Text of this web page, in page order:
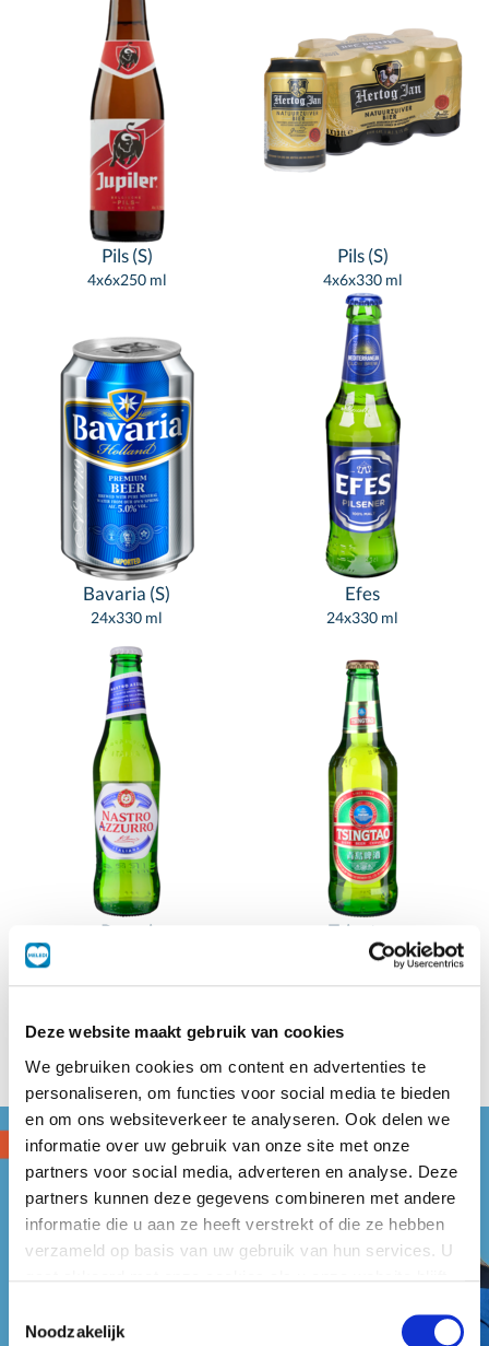
Deze website maakt gebruik van cookies
We gebruiken cookies om content en advertenties te
personaliseren, om functies voor social media te bieden
en om ons websiteverkeer te analyseren. Ook delen we
informatie over uw gebruik van onze site met onze
partners voor social media, adverteren en analyse. Deze
partners kunnen deze gegevens combineren met andere
informatie die u aan ze heeft verstrekt of die ze hebben
verzameld op basis van uw gebruik van hun services. U
Noodzakelijk
Pils (S)
4x6x250 ml
Pils (S)
4x6x330 ml
Bavaria (S)
24x330 ml
Efes
24x330 ml
Peroni Tsingtao
24x330 ml